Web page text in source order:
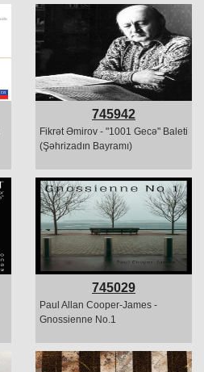
745942
Fikrət Əmirov - "1001 Gecə" Baleti
(Şəhrizadın Bayramı)
745029
Paul Allan Cooper-James -
Gnossienne No.1